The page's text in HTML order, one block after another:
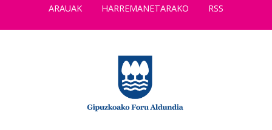
ARAUAK
HARREMANETARAKO RSS